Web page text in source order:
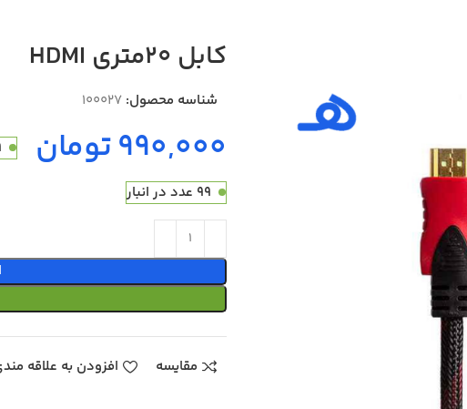
کابل 20متری HDMI
شناسه محصول: 100027
تومان
99 عدد در انبار
مقایسه افزودن به علاقه